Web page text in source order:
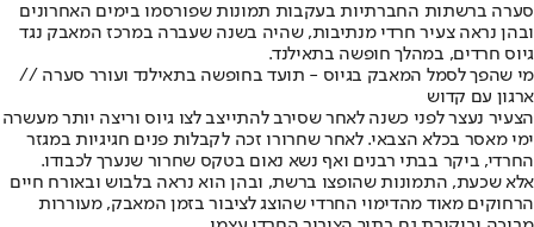
סערה ברשתות החברתיות בעקבות תמונות שפורסמו בימים האחרונים
ובהן נראה צעיר חרדי מנתיבות, שהיה בשנה שעברה במרכז המאבק נגד
גיוס חרדים, במהלך חופשה בתאילנד.
מי שהפך לסמל המאבק בגיוס - תועד בחופשה בתאילנד ועורר סערה //
ארגון עם קדוש
הצעיר נעצר לפני כשנה לאחר שסירב להתייצב לצו גיוס וריצה יותר מעשרה
ימי מאסר בכלא הצבאי. לאחר שחרורו זכה לקבלות פנים חגיגיות במגזר
החרדי, ביקר בבתי רבנים ואף נשא נאום בטקס שחרור שנערך לכבודו.
אלא שכעת, התמונות שהופצו ברשת, ובהן הוא נראה בלבוש ובאורח חיים
הרחוקים מאוד מהדימוי החרדי שהוצג לציבור בזמן המאבק, מעוררות